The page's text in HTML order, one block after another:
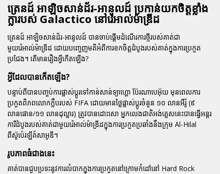
ត្រេនដ៍ អាឡិចសាន់ដ័រ-អានូលដ៍ ប្រកាន់យកចិត្តខ្លាំង
ក្លារបស់ Galactico នៅរ៉េអាល់ម៉ាឌ្រីដ
ត្រេនដ៍ អាឡិចសាន់ដ័រ-អានូលដ៍ បានចាប់ផ្តើមដំណើរការថ្មីរបស់គាត់ជា
មួយរ៉េអាល់ម៉ាឌ្រីដ ដោយបញ្ចេញមតិអំពីការខកចិត្តដំបូងរបស់គាត់ក្នុងការប្រកួត
ប្រជែង។ តើមានរឿងអ្វីកើតឡើង?
អ្វីដែលបានកើតឡើង?
បន្ទាប់ពីបានបញ្ចប់ការផ្លាស់ប្តូរទៅកាន់សាន់ទ្យាហ្គោ ប៊ែរណាបេអ៊ុយ មុនពេលការ
ប្រកួតពិភពលោកក្លឹបរបស់ FIFA ដោយមានថ្លៃផ្លាស់ប្តូរចំនួន ១០ លានអឺរ៉ូ (៩
លានផោន/១១ លានដុល្លារ) ត្រូវបានដោះសោ អ្នកលេងជាតិអង់គ្លេសនេះបានធ្វើអន្តរ
ការីដំបូងរបស់គាត់ជាមួយរ៉េអាល់ម៉ាឌ្រីដក្នុងការប្រកួតប្រឆាំងនឹងក្រុម Al-Hilal
ពីស៊ូប៉េរឡីគ៍សាអូឌី។
រូបភាពធំជាងនេះ
គាត់បានជួបប្រទះនូវការលំបាកក្នុងការប្រកួតនៅក្រោមកំដៅនៅ Hard Rock